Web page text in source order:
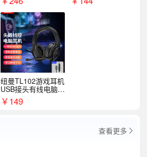
纽曼TL102游戏耳机
USB接头有线电脑耳
机耳麦
￥149
查看更多 